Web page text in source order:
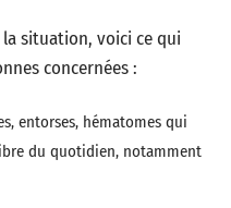
la situation, voici ce qui
concernées :
entorses, hématomes qui
du quotidien, notamment